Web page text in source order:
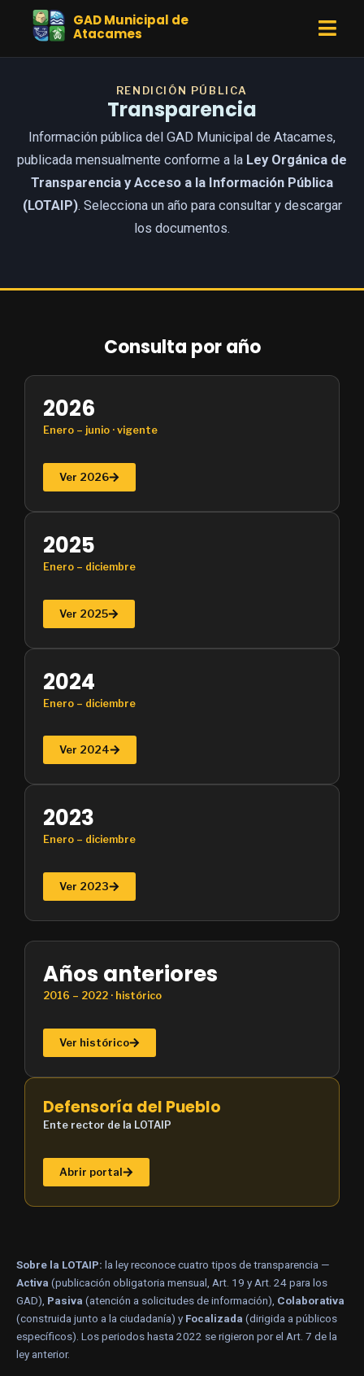
GAD Municipal de
Atacames
RENDICIÓN PÚBLICA
Transparencia
Información pública del GAD Municipal de Atacames,
publicada mensualmente conforme a la Ley Orgánica de
Transparencia y Acceso a la Información Pública
(LOTAIP). Selecciona un año para consultar y descargar
los documentos.
Consulta por año
2026
Enero – junio · vigente
Ver 2026
2025
Enero – diciembre
Ver 2025
2024
Enero – diciembre
Ver 2024
2023
Enero – diciembre
Ver 2023
Años anteriores
2016 – 2022 · histórico
Ver histórico
Defensoría del Pueblo
Ente rector de la LOTAIP
Abrir portal
Sobre la LOTAIP: la ley reconoce cuatro tipos de transparencia —
Activa (publicación obligatoria mensual, Art. 19 y Art. 24 para los
GAD), Pasiva (atención a solicitudes de información), Colaborativa
(construida junto a la ciudadanía) y Focalizada (dirigida a públicos
específicos). Los periodos hasta 2022 se rigieron por el Art. 7 de la
ley anterior.